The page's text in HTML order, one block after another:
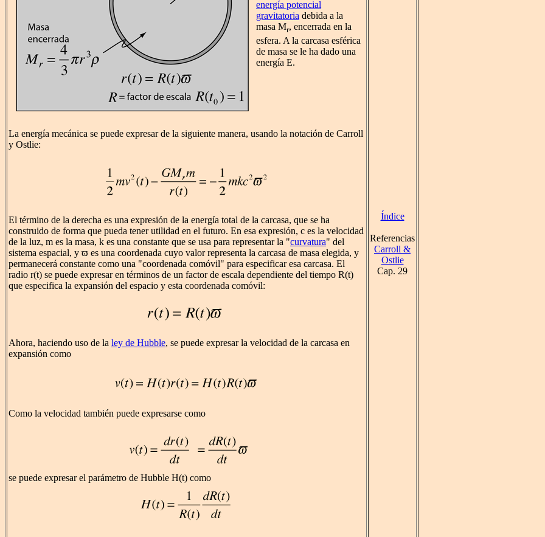
energía potencial
gravitatoria debida a la
masa Mr, encerrada en la
esfera. A la carcasa esférica
de masa se le ha dado una
energía E.
La energía mecánica se puede expresar de la siguiente manera, usando la notación de Carroll
y Ostlie:
El término de la derecha es una expresión de la energía total de la carcasa, que se ha
construido de forma que pueda tener utilidad en el futuro. En esa expresión, c es la velocidad
de la luz, m es la masa, k es una constante que se usa para representar la "curvatura" del
sistema espacial, y ϖ es una coordenada cuyo valor representa la carcasa de masa elegida, y
permanecerá constante como una "coordenada comóvil" para especificar esa carcasa. El
radio r(t) se puede expresar en términos de un factor de escala dependiente del tiempo R(t)
que especifica la expansión del espacio y esta coordenada comóvil:
Ahora, haciendo uso de la ley de Hubble, se puede expresar la velocidad de la carcasa en
expansión como
Como la velocidad también puede expresarse como
se puede expresar el parámetro de Hubble H(t) como
Índice
Referencias
Carroll &
Ostlie
Cap. 29